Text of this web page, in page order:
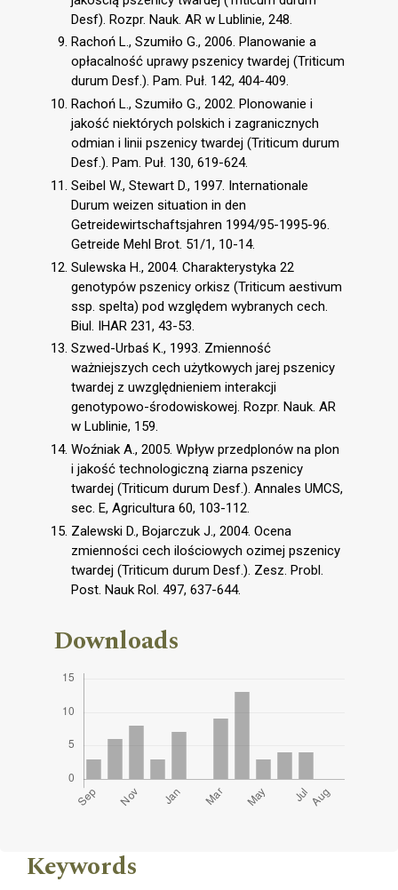
Desf). Rozpr. Nauk. AR w Lublinie, 248.
Rachoń L., Szumiło G., 2006. Planowanie a
opłacalność uprawy pszenicy twardej (Triticum
durum Desf.). Pam. Puł. 142, 404-409.
Rachoń L., Szumiło G., 2002. Plonowanie i
jakość niektórych polskich i zagranicznych
odmian i linii pszenicy twardej (Triticum durum
Desf.). Pam. Puł. 130, 619-624.
Seibel W., Stewart D., 1997. Internationale
Durum weizen situation in den
Getreidewirtschaftsjahren 1994/95-1995-96.
Getreide Mehl Brot. 51/1, 10-14.
Sulewska H., 2004. Charakterystyka 22
genotypów pszenicy orkisz (Triticum aestivum
ssp. spelta) pod względem wybranych cech.
Biul. IHAR 231, 43-53.
Szwed-Urbaś K., 1993. Zmienność
ważniejszych cech użytkowych jarej pszenicy
twardej z uwzględnieniem interakcji
genotypowo-środowiskowej. Rozpr. Nauk. AR
w Lublinie, 159.
Woźniak A., 2005. Wpływ przedplonów na plon
i jakość technologiczną ziarna pszenicy
twardej (Triticum durum Desf.). Annales UMCS,
sec. E, Agricultura 60, 103-112.
Zalewski D., Bojarczuk J., 2004. Ocena
zmienności cech ilościowych ozimej pszenicy
twardej (Triticum durum Desf.). Zesz. Probl.
Post. Nauk Rol. 497, 637-644.
Downloads
Keywords